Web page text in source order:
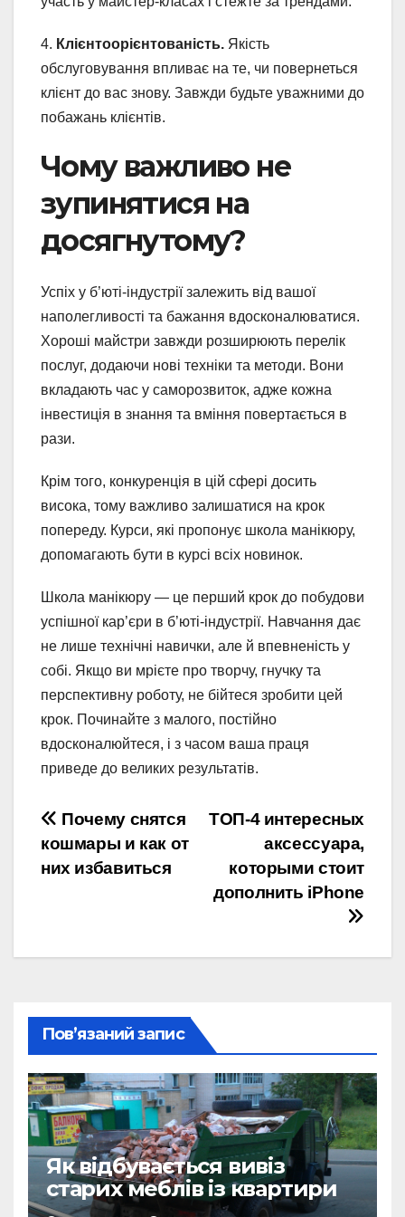
4. Клієнтоорієнтованість. Якість
обслуговування впливає на те, чи повернеться
клієнт до вас знову. Завжди будьте уважними до
побажань клієнтів.
Чому важливо не
зупинятися на
досягнутому?
Успіх у б’юті-індустрії залежить від вашої
наполегливості та бажання вдосконалюватися.
Хороші майстри завжди розширюють перелік
послуг, додаючи нові техніки та методи. Вони
вкладають час у саморозвиток, адже кожна
інвестиція в знання та вміння повертається в
рази.
Крім того, конкуренція в цій сфері досить
висока, тому важливо залишатися на крок
попереду. Курси, які пропонує школа манікюру,
допомагають бути в курсі всіх новинок.
Школа манікюру — це перший крок до побудови
успішної кар’єри в б’юті-індустрії. Навчання дає
не лише технічні навички, але й впевненість у
собі. Якщо ви мрієте про творчу, гнучку та
перспективну роботу, не бійтеся зробити цей
крок. Починайте з малого, постійно
вдосконалюйтеся, і з часом ваша праця
приведе до великих результатів.
Навігація
записів
ТОП-4 интересных
аксессуара,
которыми стоит
дополнить iPhone
Почему снятся
кошмары и как от
них избавиться
Пов’язаний запис
Як відбувається вивіз
старих меблів із квартири